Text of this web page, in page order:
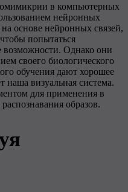
в компьютерных
нейронных
основе нейронных связей,
попытаться
возможности. Однако они
своего биологического
обучения дают хорошее
наша визуальная система.
для применения в
образов.